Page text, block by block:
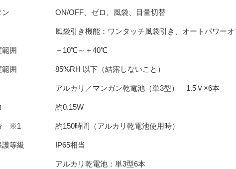
ン ON/OFF、ゼロ、風袋、目量切替
風袋引き機能：ワンタッチ風袋引き、オートパワーオ
囲 －10℃～＋40℃
囲 85%RH 以下（結露しないこと）
アルカリ／マンガン乾電池（単3型） 1.5Ｖ×6本
約0.15W
※1 約150時間（アルカリ乾電池使用時）
等級 IP65相当
アルカリ乾電池：単3型6本